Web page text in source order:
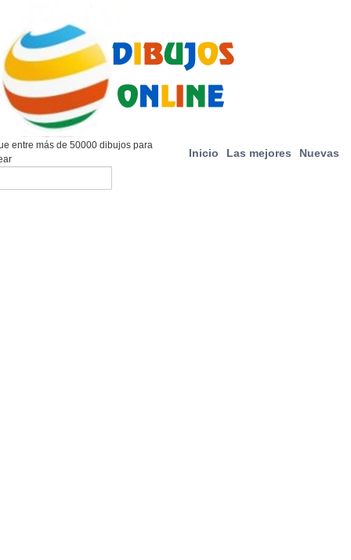
Inicio Las mejores Nuevas
entre más de 50000 dibujos para